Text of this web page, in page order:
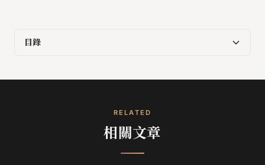
目錄
RELATED
相關文章